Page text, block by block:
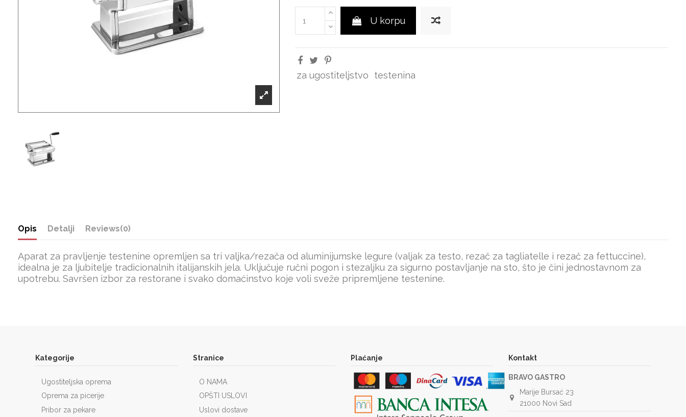
U korpu
za ugostiteljstvo testenina
Opis Detalji Reviews(0)
Aparat za pravljenje testenine opremljen sa tri valjka/rezača od aluminijumske legure (valjak za testo, rezač za tagliatelle i rezač za fettuccine),
idealna je za ljubitelje tradicionalnih italijanskih jela. Uključuje ručni pogon i stezaljku za sigurno postavljanje na sto, što je čini jednostavnom za
upotrebu. Savršen izbor za restorane i svako domaćinstvo koje voli sveže pripremljene testenine.
Kategorije
Ugostiteljska oprema
Oprema za picerije
Pribor za pekare
Stranice
O NAMA
OPŠTI USLOVI
Uslovi dostave
Plaćanje Kontakt
BRAVO GASTRO
Marije Bursać 23
21000 Novi Sad